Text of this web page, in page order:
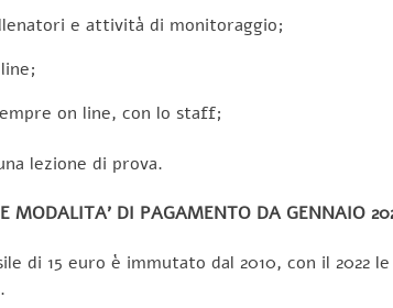
e attività di monitoraggio;
on line, con lo staff;
lezione di prova.
MODALITA’ DI PAGAMENTO DA GENNAIO
di 15 euro è immutato dal 2010, con il 2022